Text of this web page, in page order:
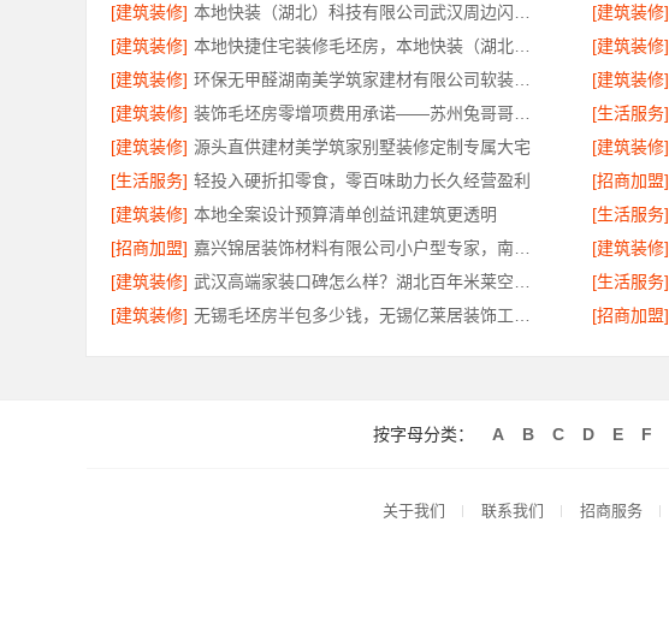
[建筑装修]
[建筑装修]
[建筑装修]
[建筑装修]
[建筑装修]
[建筑装修]
[建筑装修]
[生活服务]
[建筑装修] 源头直供建材美学筑家别墅装修定制专属大宅 [建筑装修]
[生活服务] 轻投入硬折扣零食，零百味助力长久经营盈利 [招商加盟]
[建筑装修] 本地全案设计预算清单创益讯建筑更透明 [生活服务]
[招商加盟]
[建筑装修]
[建筑装修]
[生活服务]
[建筑装修]
[招商加盟]
按字母分类： A B C D E F
关于我们 联系我们 招商服务